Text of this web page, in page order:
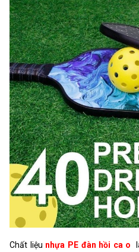
Chất liệu nhựa PE đàn hồi ca o